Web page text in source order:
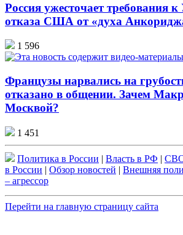
Россия ужесточает требования
отказа США от «духа
1 596
Французы нарвались на
отказано в общении. Зачем
Москвой?
1 451
Политика в России | Власть в РФ | СВО
в России | Обзор новостей | Внешняя
– агрессор
Перейти на главную страницу сайта